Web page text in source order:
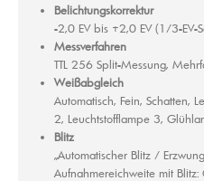
Belichtungskorrektur
-2,0 EV bis +2,0 EV (1/3-EV-
Messverfahren
TTL 256 Split-Messung,
Weißabgleich
Automatisch, Fein, Schatten,
2, Leuchtstofflampe 3,
Blitz
„Automatischer Blitz /
Aufnahmereichweite mit